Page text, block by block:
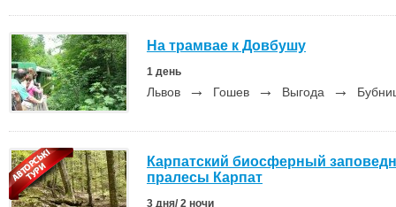
На трамвае к Довбушу
1 день
Львов → Гошев → Выгода →
Карпатский биосферный
пралесы Карпат
3 дня/ 2 ночи